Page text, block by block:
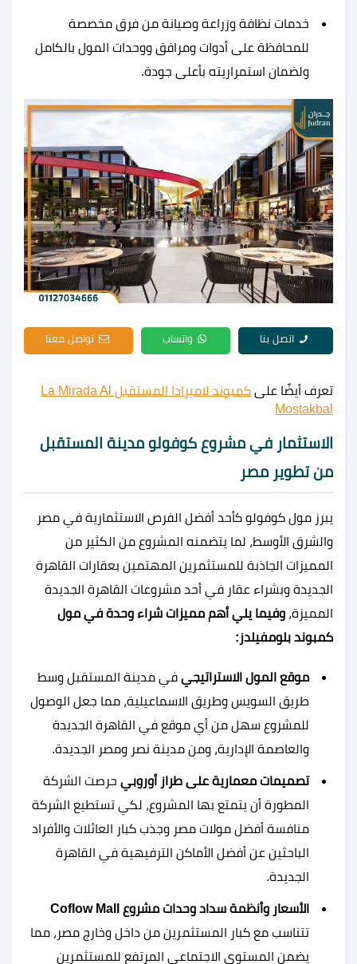
خدمات نظافة وزراعة وصيانة من فرق مخصصة
للمحافظة على أدوات ومرافق ووحدات المول بالكامل
ولضمان استمراريته بأعلى جودة.
اتصل بنا واتساب تواصل معنا
تعرف أيضًا على
كمبوند لاميرادا المستقبل La Mirada Al
Mostakbal
الاستثمار في مشروع كوفولو مدينة المستقبل
من تطوير مصر
يبرز مول كوفولو كأحد أفضل الفرص الاستثمارية في مصر
والشرق الأوسط، لما يتضمنه المشروع من الكثير من
المميزات الجاذبة للمستثمرين المهتمين بعقارات القاهرة
الجديدة وبشراء عقار في أحد مشروعات القاهرة الجديدة
المميزة، وفيما يلي أهم مميزات شراء وحدة في مول
كمبوند بلومفيلدز:
موقع المول الاستراتيجي في مدينة المستقبل وسط
طريق السويس وطريق الاسماعيلية، مما جعل الوصول
للمشروع سهل من أي موقع في القاهرة الجديدة
والعاصمة الإدارية، ومن مدينة نصر ومصر الجديدة.
تصميمات معمارية على طراز أوروبي حرصت الشركة
المطورة أن يتمتع بها المشروع، لكي تستطيع الشركة
منافسة أفضل مولات مصر وجذب كبار العائلات والأفراد
الباحثين عن أفضل الأماكن الترفيهية في القاهرة
الجديدة.
الأسعار وأنظمة سداد وحدات مشروع Coflow Mall
تتناسب مع كبار المستثمرين من داخل وخارج مصر، مما
يضمن المستوى الاجتماعي المرتفع للمستثمرين